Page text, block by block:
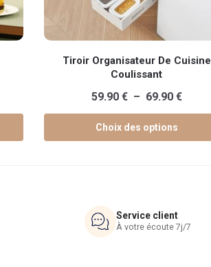
Tiroir Organisateur De Cuisine
Coulissant
59.90 € – 69.90 €Plage
de
Choix des options
Les
Service client
À votre écoute 7j/7